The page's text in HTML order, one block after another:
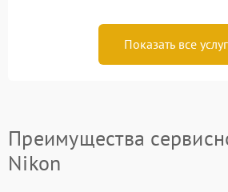
Показать все
Преимущества
Nikon